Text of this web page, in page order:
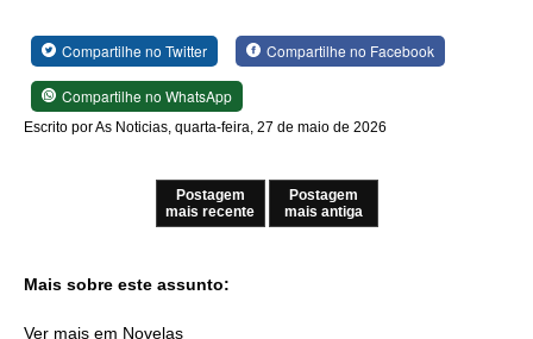
Compartilhe no Twitter Compartilhe no Facebook
Compartilhe no WhatsApp
Escrito por As Noticias, quarta-feira, 27 de maio de 2026
Postagem
mais recente
Postagem
mais antiga
Mais sobre este assunto:
Ver mais em Novelas